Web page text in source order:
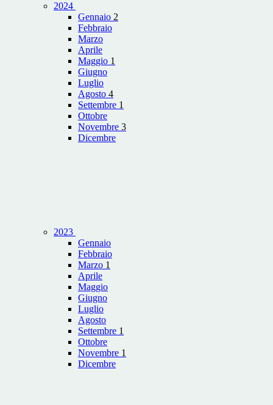
2024
Gennaio 2
Febbraio
Marzo
Aprile
Maggio 1
Giugno
Luglio
Agosto 4
Settembre 1
Ottobre
Novembre 3
Dicembre
2023
Gennaio
Febbraio
Marzo 1
Aprile
Maggio
Giugno
Luglio
Agosto
Settembre 1
Ottobre
Novembre 1
Dicembre